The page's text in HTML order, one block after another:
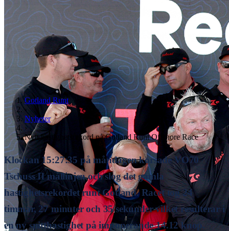
Gotland Runt
›
Nyheter
›
Nytt hastighetsrekord på Gotland Runt Offshore Race
Klockan 15:27:35 på måndagen korsade VO70
Tschuss II mållinjen och slog det gamla
hastighetsrekordet runt Gotland. Racet tog 24
timmar, 27 minuter och 35 sekunder vilket resulterar i
en ny snitthastighet på imponerande 14.12 knop.